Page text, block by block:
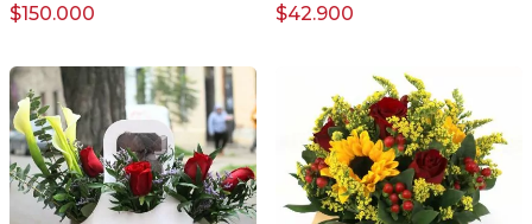
$150.000 $42.900